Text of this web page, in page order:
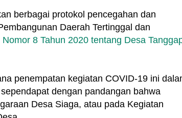
berbagai protokol pencegahan dan
Daerah Tertinggal dan
8 Tahun 2020 tentang Desa
penempatan kegiatan COVID-19 ini
dengan pandangan bahwa
Desa Siaga, atau pada Kegiatan